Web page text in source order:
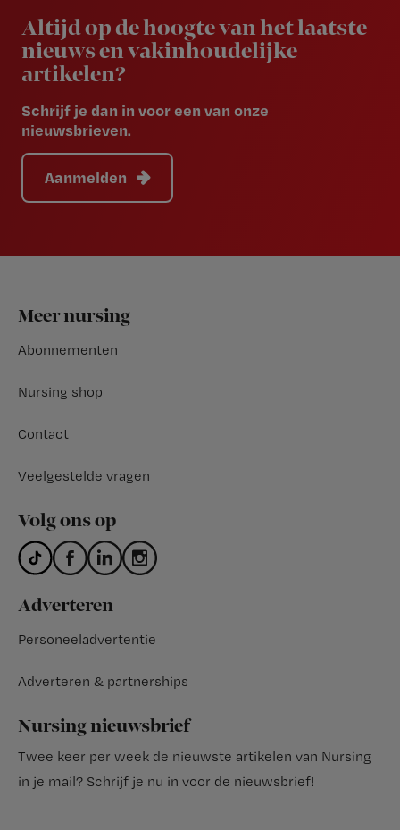
Altijd op de hoogte van het laatste
nieuws en vakinhoudelijke
artikelen?
Schrijf je dan in voor een van onze
nieuwsbrieven.
Aanmelden
Footer
Meer nursing
Abonnementen
Nursing shop
Contact
Veelgestelde vragen
Volg ons op
Adverteren
Personeeladvertentie
Adverteren & partnerships
Nursing nieuwsbrief
Twee keer per week de nieuwste artikelen van Nursing
in je mail? Schrijf je nu in voor de nieuwsbrief!